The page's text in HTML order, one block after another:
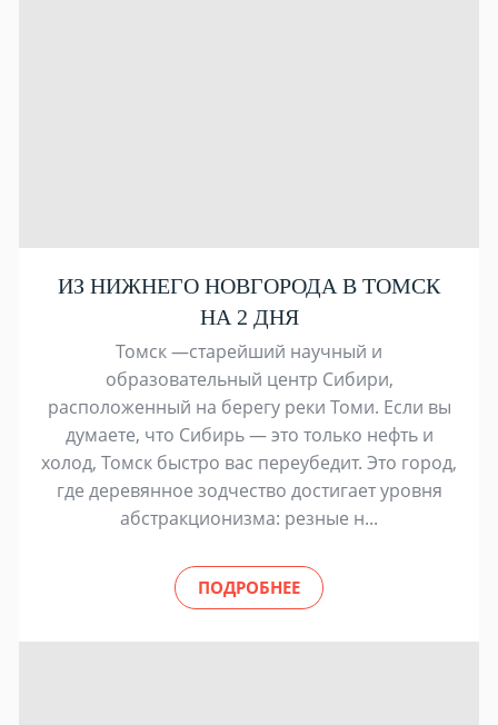
ИЗ НИЖНЕГО НОВГОРОДА В ТОМСК
НА 2 ДНЯ
Томск —старейший научный и
образовательный центр Сибири,
расположенный на берегу реки Томи. Если вы
думаете, что Сибирь — это только нефть и
холод, Томск быстро вас переубедит. Это город,
где деревянное зодчество достигает уровня
абстракционизма: резные н...
ПОДРОБНЕЕ